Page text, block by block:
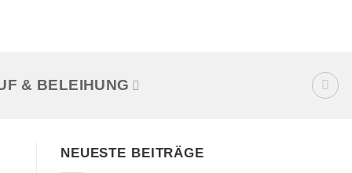
& BELEIHUNG
NEUESTE BEITRÄGE